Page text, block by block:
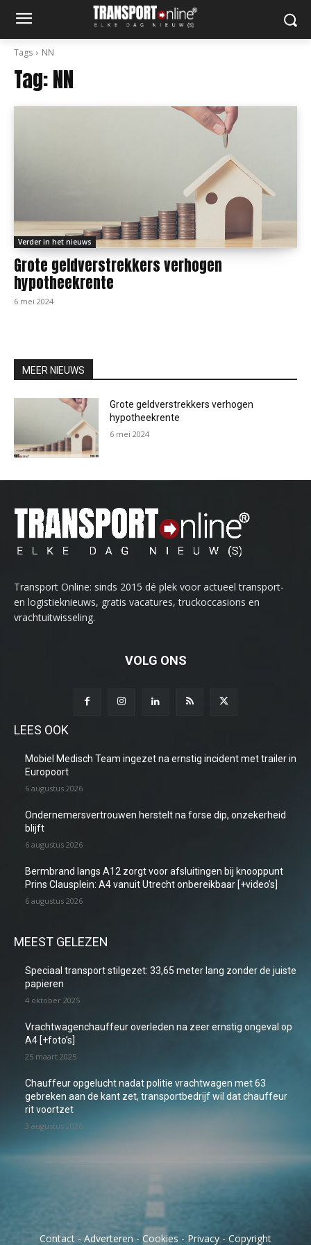
Tags NN
Tag:NN
Verder in het nieuws
Grote geldverstrekkers verhogen
hypotheekrente
6 mei 2024
MEER NIEUWS
Grote geldverstrekkers verhogen
hypotheekrente
6 mei 2024
Transport Online: sinds 2015 dé plek voor actueel transport-
en logistieknieuws, gratis vacatures, truckoccasions en
vrachtuitwisseling.
VOLG ONS
LEES OOK
Mobiel Medisch Team ingezet na ernstig incident met trailer in
Europoort
6 augustus 2026
Ondernemersvertrouwen herstelt na forse dip, onzekerheid
blijft
6 augustus 2026
Bermbrand langs A12 zorgt voor afsluitingen bij knooppunt
Prins Clausplein: A4 vanuit Utrecht onbereikbaar [+video’s]
6 augustus 2026
MEEST GELEZEN
Speciaal transport stilgezet: 33,65 meter lang zonder de juiste
papieren
4 oktober 2025
Vrachtwagenchauffeur overleden na zeer ernstig ongeval op
A4 [+foto’s]
25 maart 2025
Chauffeur opgelucht nadat politie vrachtwagen met 63
gebreken aan de kant zet, transportbedrijf wil dat chauffeur
rit voortzet
3 augustus 2026
Contact -Adverteren - Cookies - Privacy - Copyright